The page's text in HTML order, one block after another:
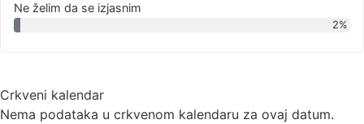
Ne želim da se izjasnim
2%
Crkveni kalendar
Nema podataka u crkvenom kalendaru za ovaj datum.